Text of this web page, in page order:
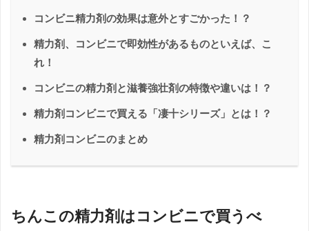
コンビニ精力剤の効果は意外とすごかった！？
精力剤、コンビニで即効性があるものといえば、こ
れ！
コンビニの精力剤と滋養強壮剤の特徴や違いは！？
精力剤コンビニで買える「凄十シリーズ」とは！？
精力剤コンビニのまとめ
ちんこの精力剤はコンビニで買うべ